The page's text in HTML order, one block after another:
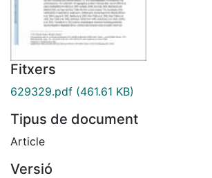
Fitxers
629329.pdf (461.61 KB)
Tipus de document
Article
Versió